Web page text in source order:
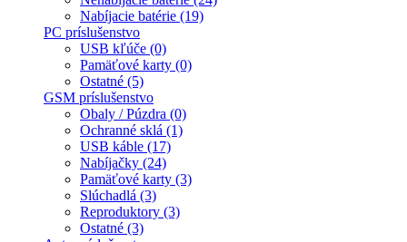
Nabíjacie batérie (19)
PC príslušenstvo
USB kľúče (0)
Pamäťové karty (0)
Ostatné (5)
GSM príslušenstvo
Obaly / Púzdra (0)
Ochranné sklá (1)
USB káble (17)
Nabíjačky (24)
Pamäťové karty (3)
Slúchadlá (3)
Reproduktory (3)
Ostatné (3)